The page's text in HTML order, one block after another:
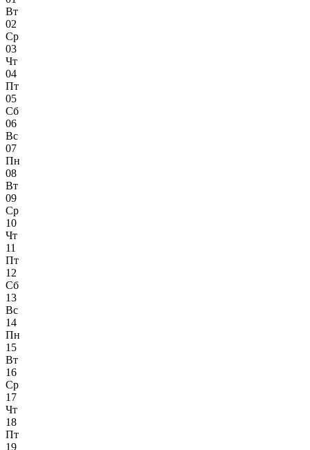
Вт
02
Ср
03
Чт
04
Пт
05
Сб
06
Вс
07
Пн
08
Вт
09
Ср
10
Чт
11
Пт
12
Сб
13
Вс
14
Пн
15
Вт
16
Ср
17
Чт
18
Пт
19